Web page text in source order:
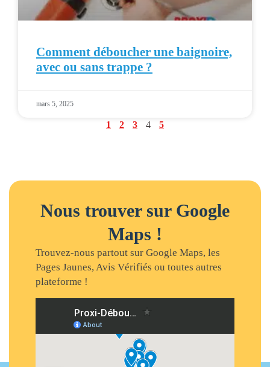
Comment déboucher une baignoire,
avec ou sans trappe ?
mars 5, 2025
1 2 3 4 5
Nous trouver sur Google
Maps !
Trouvez-nous partout sur Google Maps, les
Pages Jaunes, Avis Vérifiés ou toutes autres
plateforme !